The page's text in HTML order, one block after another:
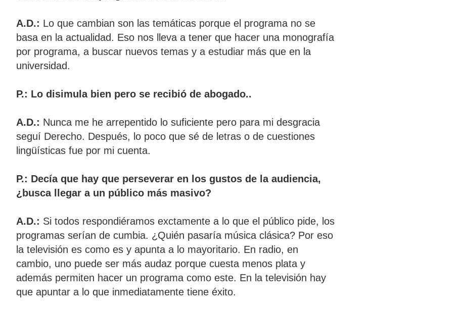
A.D.: Lo que cambian son las temáticas porque el programa no se
basa en la actualidad. Eso nos lleva a tener que hacer una monografía
por programa, a buscar nuevos temas y a estudiar más que en la
universidad.
P.: Lo disimula bien pero se recibió de abogado..
A.D.: Nunca me he arrepentido lo suficiente pero para mi desgracia
seguí Derecho. Después, lo poco que sé de letras o de cuestiones
lingüísticas fue por mi cuenta.
P.: Decía que hay que perseverar en los gustos de la audiencia,
¿busca llegar a un público más masivo?
A.D.: Si todos respondiéramos exctamente a lo que el público pide, los
programas serían de cumbia. ¿Quién pasaría música clásica? Por eso
la televisión es como es y apunta a lo mayoritario. En radio, en
cambio, uno puede ser más audaz porque cuesta menos plata y
además permiten hacer un programa como este. En la televisión hay
que apuntar a lo que inmediatamente tiene éxito.